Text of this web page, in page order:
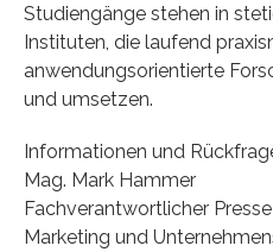
Studiengänge stehen in
Instituten, die laufend
anwendungsorientierte
und umsetzen.
Informationen und
Mag. Mark Hammer
Fachverantwortlicher Presse
Marketing und